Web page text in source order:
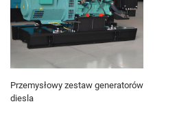
Przemysłowy zestaw generatorów
diesla